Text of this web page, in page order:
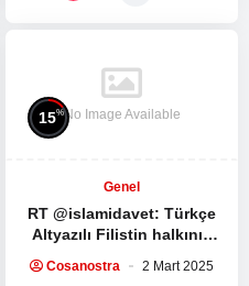
No Image Available
15%
Genel
RT @islamidavet: Türkçe
Altyazılı Filistin halkının
liderlerine bağlılıkları…
Cosanostra 2 Mart 2025